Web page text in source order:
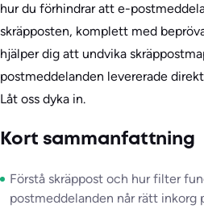
hur du förhindrar att e-
skräpposten, komplett med
hjälper dig att undvika
postmeddelanden levererade
Låt oss dyka in.
Kort sammanfattning
Förstå skräppost och hur filter
postmeddelanden når rätt inkorg